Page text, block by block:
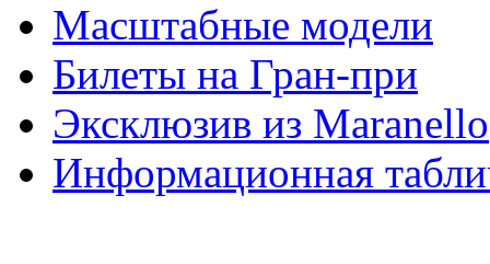
Масштабные модели
Билеты на Гран-при
Эксклюзив из Maranello
Информационная